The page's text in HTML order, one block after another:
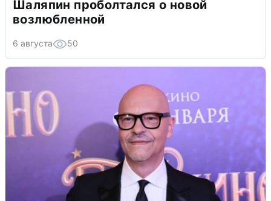
Шаляпин проболтался о новой
возлюбленной
6 августа 50